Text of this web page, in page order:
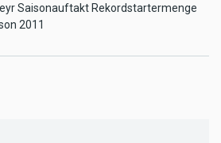
Saisonauftakt Rekordstartermenge
2011